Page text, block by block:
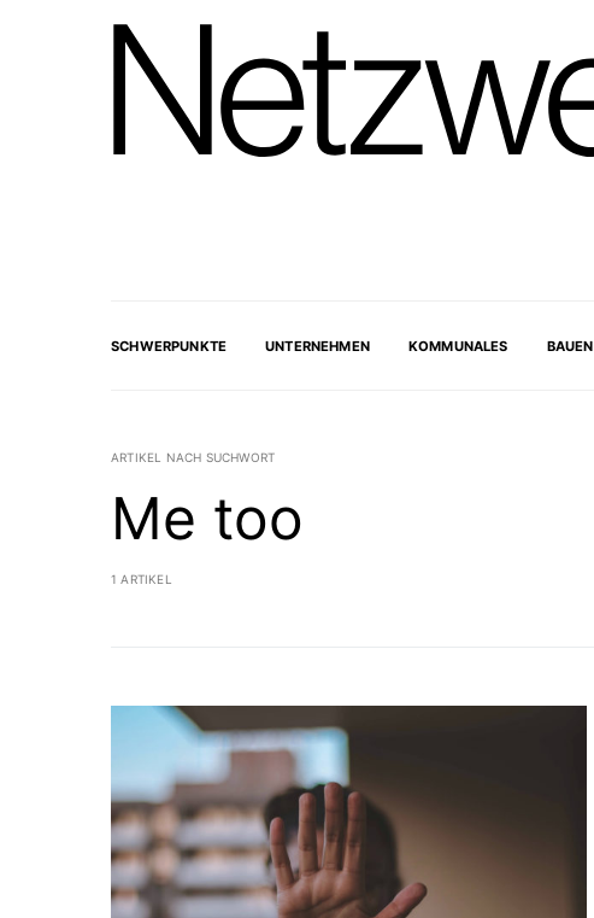
SCHWERPUNKTE UNTERNEHMEN KOMMUNALES BAUEN
ARTIKEL NACH SUCHWORT
Me too
1 ARTIKEL